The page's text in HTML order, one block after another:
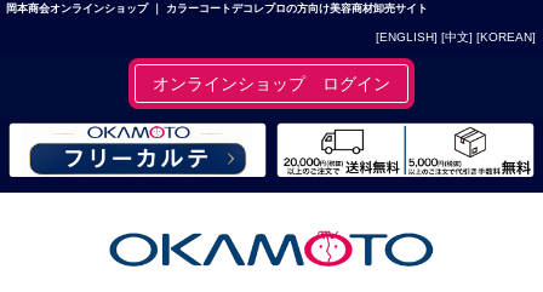
岡本商会オンラインショップ ｜ カラーコートデコレプロの方向け美容商材卸売サイト
[ENGLISH] [中文] [KOREAN]
オンラインショップ ログイン